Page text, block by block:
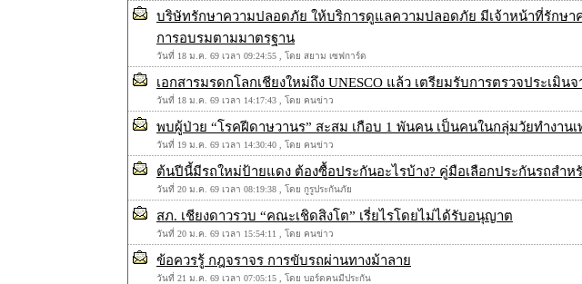
บริษัทรักษาความปลอดภัย ให้บริการดูแลความปลอดภัย มีเจ้าหน้าที่รักษ
การอบรมตามมาตรฐาน
วันที่ 18 ม.ค. 69 เวลา 09:24:55 , โดย สยาม เซฟการ์ด
เอกสารมรดกโลกเชียงใหม่ถึง UNESCO แล้ว เตรียมรับการตรวจประเมิน
วันที่ 18 ม.ค. 69 เวลา 14:17:43 , โดย คนข่าว
พบผู้ป่วย “โรคฝีดาษวานร” สะสม เกือบ 1 พันคน เป็นคนในกลุ่มวัยทำงาน
วันที่ 19 ม.ค. 69 เวลา 14:30:40 , โดย คนข่าว
ต้นปีนี้มีรถใหม่ป้ายแดง ต้องซื้อประกันอะไรบ้าง? คู่มือเลือกประกันรถสำห
วันที่ 20 ม.ค. 69 เวลา 08:19:38 , โดย กูรูประกันภัย
สภ. เชียงดาวรวบ “คณะเชิดสิงโต” เรี่ยไรโดยไม่ได้รับอนุญาต
วันที่ 20 ม.ค. 69 เวลา 15:54:11 , โดย คนข่าว
ข้อควรรู้ กฎจราจร การขับรถผ่านทางม้าลาย
วันที่ 21 ม.ค. 69 เวลา 07:05:15 , โดย บอร์ดคนมีประกัน